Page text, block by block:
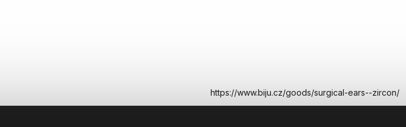
https://www.biju.cz/goods/surgical-ears--zircon/